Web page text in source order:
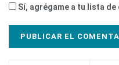
Sí, agrégame a tu lista